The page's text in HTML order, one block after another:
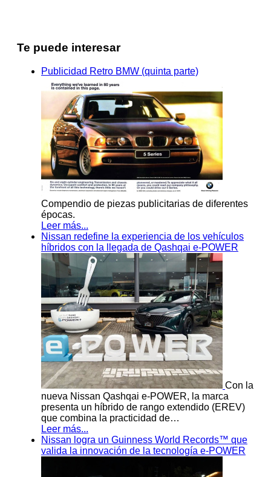
Te puede interesar
Publicidad Retro BMW (quinta parte)
Compendio de piezas publicitarias de diferentes
épocas.
Leer más...
Nissan redefine la experiencia de los vehículos
híbridos con la llegada de Qashqai e-POWER
Con la
nueva Nissan Qashqai e-POWER, la marca
presenta un híbrido de rango extendido (EREV)
que combina la practicidad de…
Leer más...
Nissan logra un Guinness World Records™ que
valida la innovación de la tecnología e-POWER